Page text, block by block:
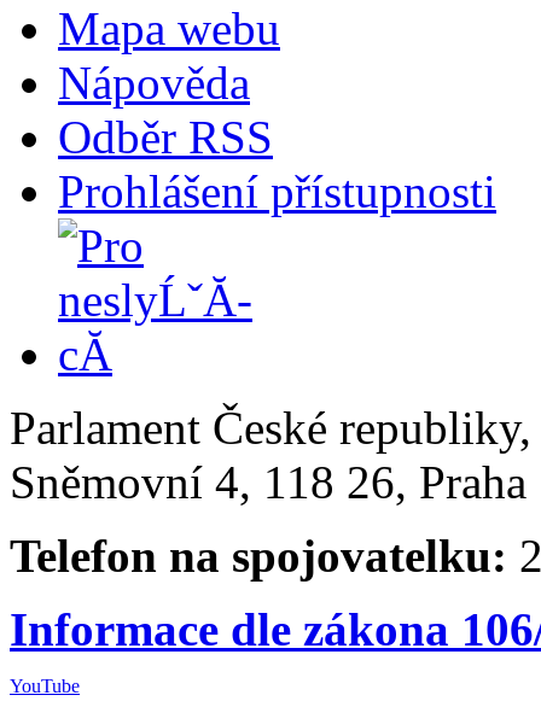
Mapa webu
Nápověda
Odběr RSS
Prohlášení přístupnosti
Parlament České
Sněmovní 4, 118 26,
Telefon na spojovatelku:
Informace dle zákona
YouTube